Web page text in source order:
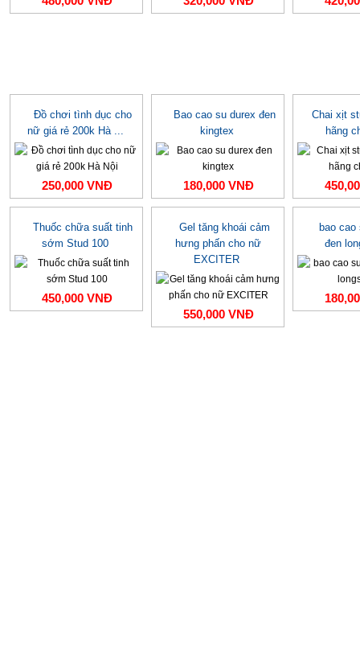
Đồ chơi tình dục cho
nữ giá rẻ 200k Hà ...
250,000 VNĐ
Bao cao su durex đen
kingtex
180,000 VNĐ
Chai xịt
hãng
Thuốc chữa suất tinh
sớm Stud 100
450,000 VNĐ
Gel tăng khoái cảm
hưng phấn cho nữ
EXCITER
550,000 VNĐ
bao
đen